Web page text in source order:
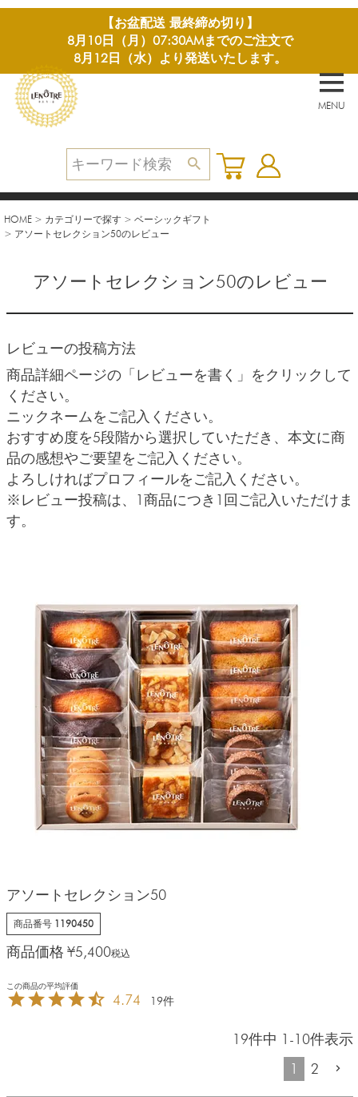
【お盆配送 最終締め切り】
8月10日（月）07:30AMまでのご注文で
8月12日（水）より発送いたします。
MENU
HOME カテゴリーで探す
ベーシックギフト
アソートセレクション50のレビュー
アソートセレクション50のレビュー
レビューの投稿方法
商品詳細ページの「レビューを書く」をクリックして
ください。
ニックネームをご記入ください。
おすすめ度を5段階から選択していただき、本文に商
品の感想やご要望をご記入ください。
よろしければプロフィールをご記入ください。
※レビュー投稿は、1商品につき1回ご記入いただけま
す。
アソートセレクション50
商品番号 1190450
商品価格 ¥5,400税込
4.74 19
19件中 1 -10件表示
1
2